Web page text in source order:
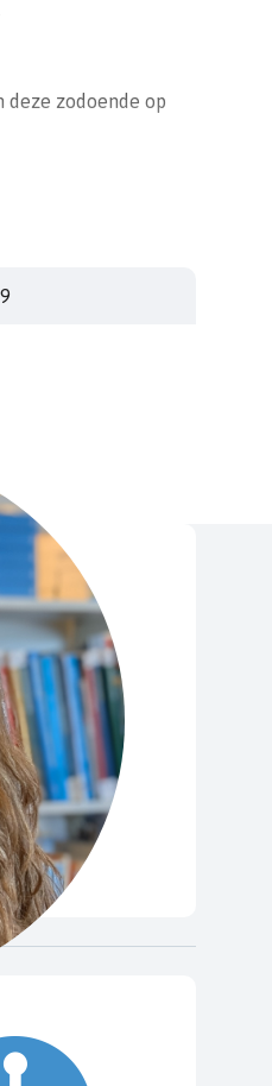
deze zodoende op